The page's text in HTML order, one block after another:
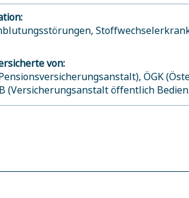
von:
ÖGK
(Versicherungsanstalt öffentlich